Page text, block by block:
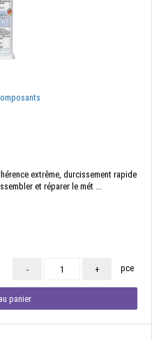
extrême, durcissement rapide
et réparer le mét ...
- + pce
panier